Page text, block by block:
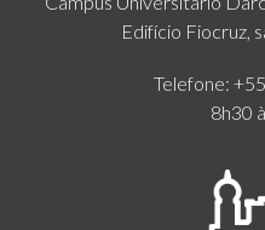
Edifício Fiocruz,
Telefone:
8h30